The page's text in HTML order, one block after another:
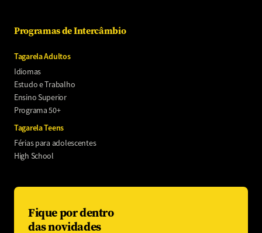
Programas de Intercâmbio
Tagarela Adultos
Idiomas
Estudo e Trabalho
Ensino Superior
Programa 50+
Tagarela Teens
Férias para adolescentes
High School
Fique por dentro
das novidades